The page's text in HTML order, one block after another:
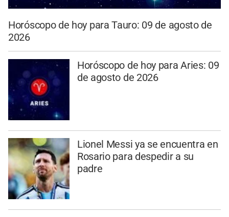
Horóscopo de hoy para Tauro: 09 de agosto de
2026
Horóscopo de hoy para Aries: 09
de agosto de 2026
Lionel Messi ya se encuentra en
Rosario para despedir a su
padre